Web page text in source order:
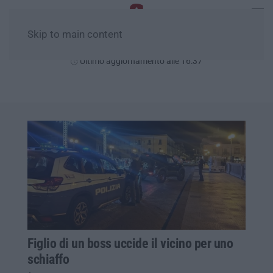
Skip to main content
Ultimo aggiornamento alle 16:37
Figlio di un boss uccide il vicino per uno
schiaffo